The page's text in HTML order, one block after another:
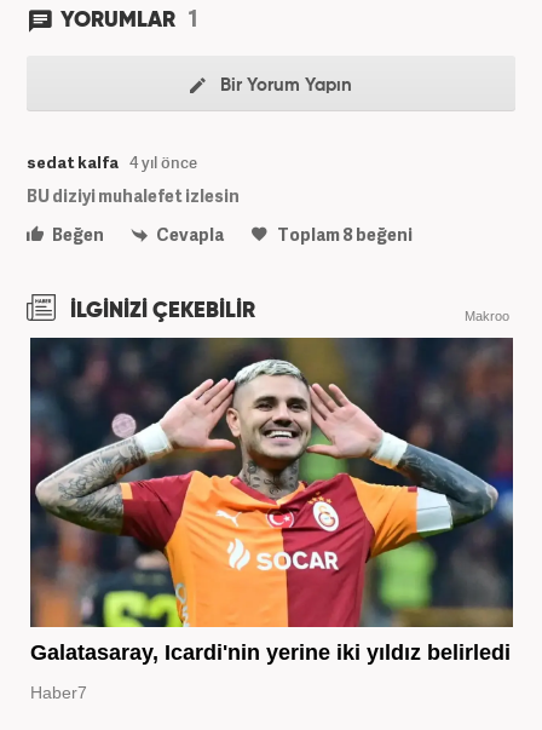
YORUMLAR 1
Bir Yorum Yapın
sedat kalfa 4 yıl önce
BU diziyi muhalefet izlesin
Beğen
Cevapla Toplam8beğeni
İLGİNİZİ ÇEKEBİLİR Makroo
Galatasaray, Icardi'nin yerine iki yıldız belirledi
Haber7